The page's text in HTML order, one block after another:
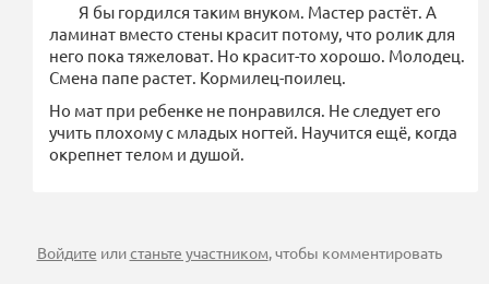
Я бы гордился таким внуком. Мастер растёт. А
ламинат вместо стены красит потому, что ролик для
него пока тяжеловат. Но красит-то хорошо. Молодец.
Смена папе растет. Кормилец-поилец.
Но мат при ребенке не понравился. Не следует его
учить плохому с младых ногтей. Научится ещё, когда
окрепнет телом и душой.
Войдите илистаньте участником, чтобы комментировать